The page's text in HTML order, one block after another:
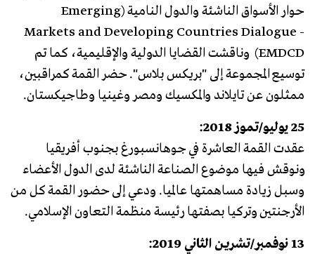
حوار الأسواق الناشئة والدول النامية (Emerging
Markets and Developing Countries Dialogue -
EMDCD) وناقشت القضايا الدولية والإقليمية، كما تم
توسيع المجموعة إلى "بريكس بلاس". حضر القمة كمراقبين،
ممثلون عن تايلاند والمكسيك ومصر وغينيا وطاجيكستان.
25 يوليو/تموز 2018:
عقدت القمة العاشرة في جوهانسبورغ بجنوب أفريقيا
ونوقش فيها موضوع الصناعة الناشئة لدى الدول الأعضاء
وسبل زيادة مساهمتها عالميا. ودعي إلى حضور القمة كل من
الأرجنتين وتركيا بصفتها رئيسة منظمة التعاون الإسلامي.
13 نوفمبر/تشرين الثاني 2019: